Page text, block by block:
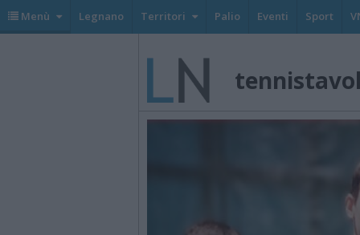
Menù Legnano Territori Palio Eventi Sport